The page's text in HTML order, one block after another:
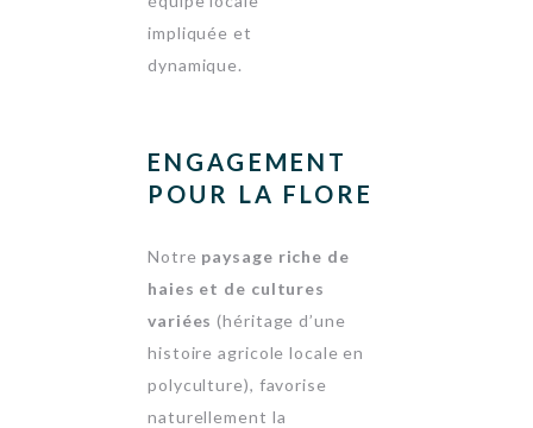
impliquée et
dynamique.
ENGAGEMENT
POUR LA FLORE
Notre paysage riche de
haies et de cultures
variées (héritage d’une
histoire agricole locale en
polyculture), favorise
naturellement la